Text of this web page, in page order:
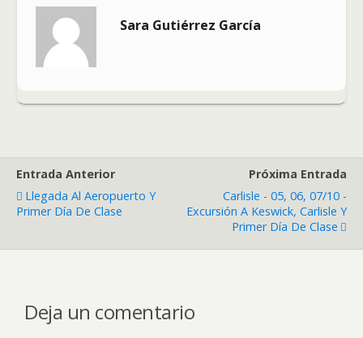
Sara Gutiérrez García
Entrada Anterior
Llegada Al Aeropuerto Y
Primer Día De Clase
Próxima Entrada
Carlisle - 05, 06, 07/10 -
Excursión A Keswick, Carlisle Y
Primer Día De Clase
Deja un comentario